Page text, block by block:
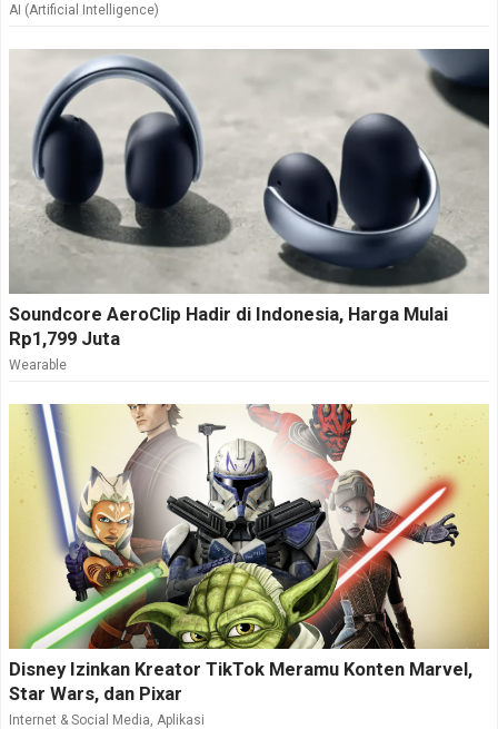
AI (Artificial Intelligence)
Soundcore AeroClip Hadir di Indonesia, Harga Mulai
Rp1,799 Juta
Wearable
Disney Izinkan Kreator TikTok Meramu Konten Marvel,
Star Wars, dan Pixar
Internet & Social Media Aplikasi